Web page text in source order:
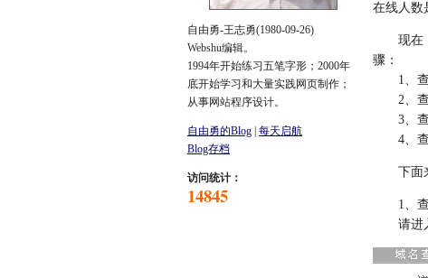
自由勇-王志勇(1980-09-26)
Webshu编辑。
1994年开始练习五笔字形；2000年
底开始学习和大量实践网页制作；
从事网站程序设计。
自由勇的Blog 每天启航
Blog存档
访问统计：
14845
在线人数
现在，
骤：
1、查
2、查
3、查
4、查看
下面来
1、
请进入